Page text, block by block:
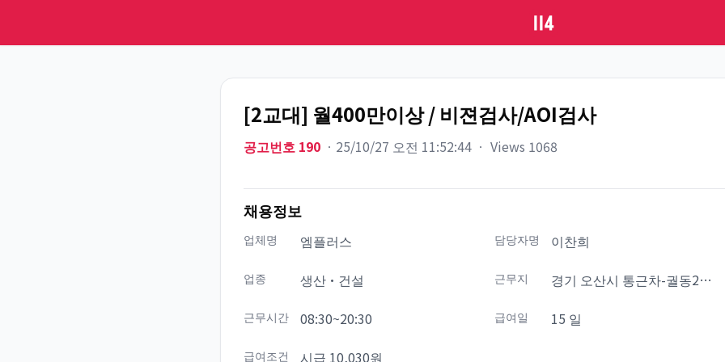
[2교대] 월400만이상 / 비젼검사/AOI검사
공고번호 190 ㆍ 25/10/27 오전 11:52:44 ㆍ Views 1068
채용정보
업체명 엠플러스 담당자명 이찬희
업종 생산·건설 근무지
경기 오산시 통근차-궐동20
근무시간 08:30~20:30 급여일 15 일
급여조건 시급 10,030원